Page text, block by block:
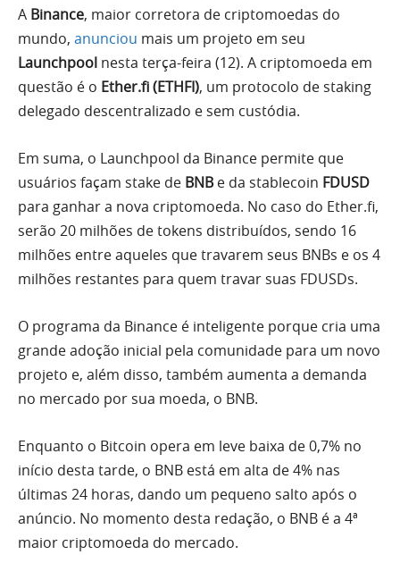
A Binance, maior corretora de criptomoedas do
mundo, anunciou mais um projeto em seu
Launchpool nesta terça-feira (12). A criptomoeda em
questão é o Ether.fi (ETHFI), um protocolo de staking
delegado descentralizado e sem custódia.
Em suma, o Launchpool da Binance permite que
usuários façam stake de BNBe da stablecoin FDUSD
para ganhar a nova criptomoeda. No caso do Ether.fi,
serão 20 milhões de tokens distribuídos, sendo 16
milhões entre aqueles que travarem seus BNBs e os 4
milhões restantes para quem travar suas FDUSDs.
O programa da Binance é inteligente porque cria uma
grande adoção inicial pela comunidade para um novo
projeto e, além disso, também aumenta a demanda
no mercado por sua moeda, o BNB.
Enquanto o Bitcoin opera em leve baixa de 0,7% no
início desta tarde, o BNB está em alta de 4% nas
últimas 24 horas, dando um pequeno salto após o
anúncio. No momento desta redação, o BNB é a 4ª
maior criptomoeda do mercado.